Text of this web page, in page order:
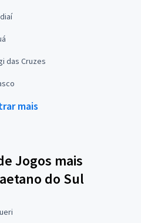
das Cruzes
mais
Jogos mais
do Sul